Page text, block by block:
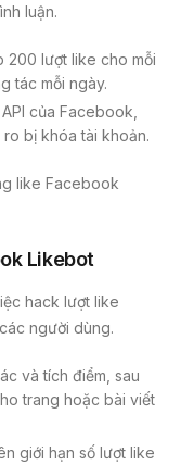
luận.
200 lượt like cho mỗi
tác mỗi ngày.
của Facebook,
bị khóa tài khoản.
like Facebook
Likebot
hack lượt like
người dùng.
và tích điểm, sau
trang hoặc bài viết
giới hạn số lượt like